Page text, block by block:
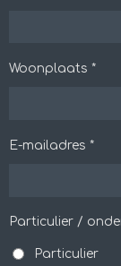
Woonplaats *
E-mailadres *
Particulier /
Particulier